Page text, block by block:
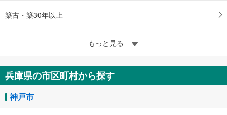
築古・築30年以上
もっと見る
兵庫県の市区町村から探す
神戸市